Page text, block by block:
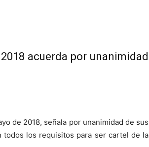
acuerda por unanimidad
de 2018, señala por unanimidad de sus
todos los requisitos para ser cartel de la